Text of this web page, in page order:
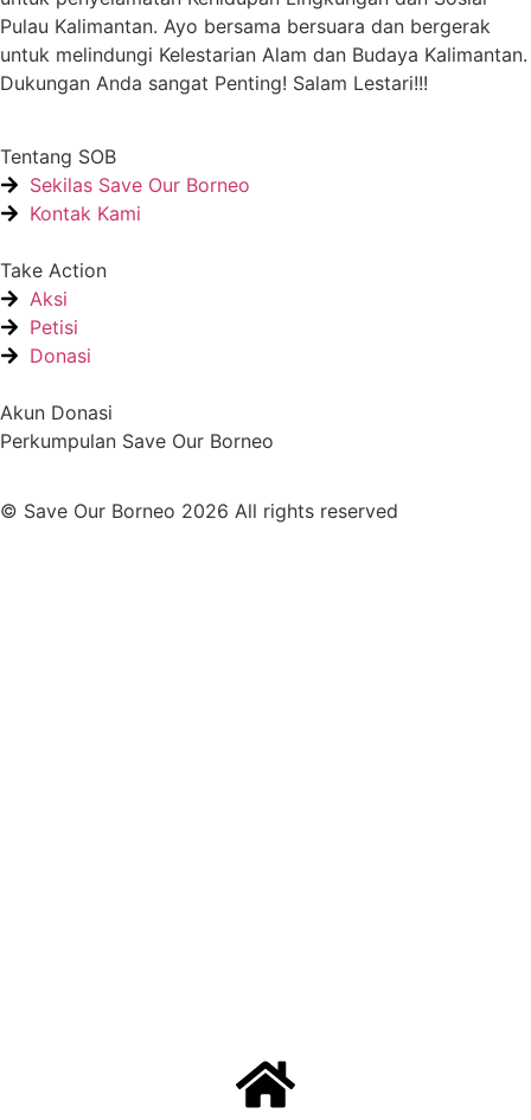
Pulau Kalimantan. Ayo bersama bersuara dan bergerak
untuk melindungi Kelestarian Alam dan Budaya Kalimantan.
Dukungan Anda sangat Penting! Salam Lestari!!!
Tentang SOB
Sekilas Save Our Borneo
Kontak Kami
Take Action
Aksi
Petisi
Donasi
Akun Donasi
Perkumpulan Save Our Borneo
© Save Our Borneo 2026 All rights reserved